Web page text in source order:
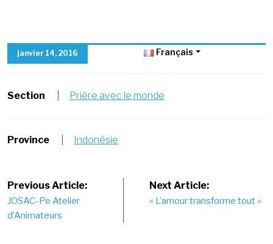
janvier 14, 2016 Français
Section Prière avec le monde
Province Indonésie
Post
navigation
Previous Article:
JOSAC-Pe Atelier
d’Animateurs
Next Article:
« L’amour transforme tout »